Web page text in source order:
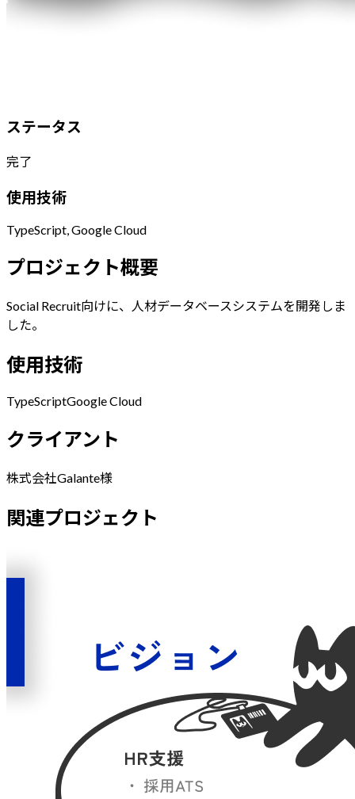
ステータス
完了
使用技術
TypeScript, Google Cloud
プロジェクト概要
Social Recruit向けに、人材データベースシステムを開発しま
した。
使用技術
TypeScriptGoogle Cloud
クライアント
株式会社Galante様
関連プロジェクト